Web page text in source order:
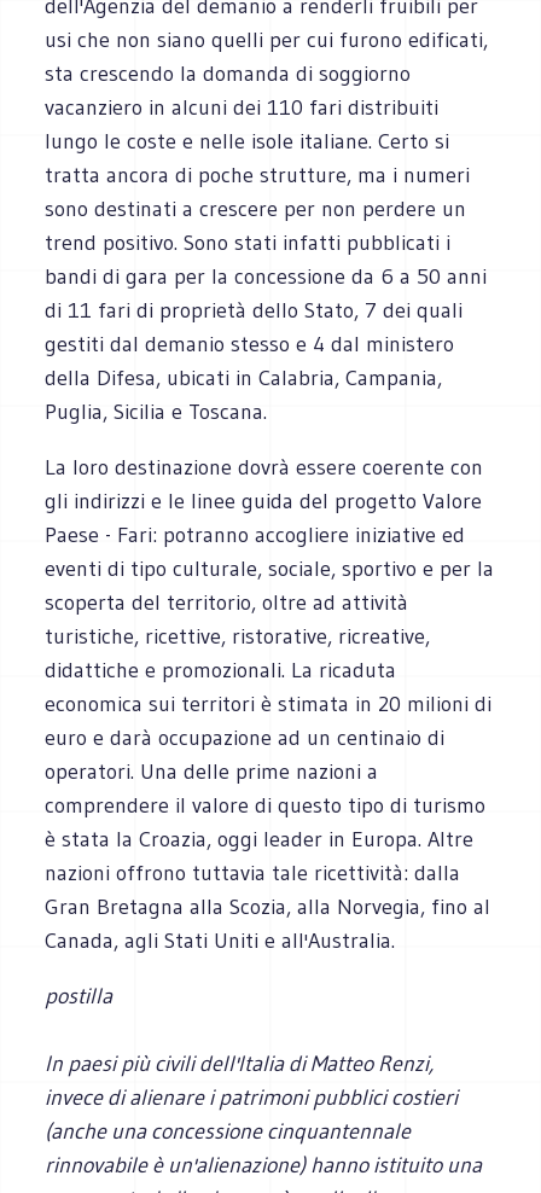
dell'Agenzia del demanio a renderli fruibili per
usi che non siano quelli per cui furono edificati,
sta crescendo la domanda di soggiorno
vacanziero in alcuni dei 110 fari distribuiti
lungo le coste e nelle isole italiane. Certo si
tratta ancora di poche strutture, ma i numeri
sono destinati a crescere per non perdere un
trend positivo. Sono stati infatti pubblicati i
bandi di gara per la concessione da 6 a 50 anni
di 11 fari di proprietà dello Stato, 7 dei quali
gestiti dal demanio stesso e 4 dal ministero
della Difesa, ubicati in Calabria, Campania,
Puglia, Sicilia e Toscana.
La loro destinazione dovrà essere coerente con
gli indirizzi e le linee guida del progetto Valore
Paese - Fari: potranno accogliere iniziative ed
eventi di tipo culturale, sociale, sportivo e per la
scoperta del territorio, oltre ad attività
turistiche, ricettive, ristorative, ricreative,
didattiche e promozionali. La ricaduta
economica sui territori è stimata in 20 milioni di
euro e darà occupazione ad un centinaio di
operatori. Una delle prime nazioni a
comprendere il valore di questo tipo di turismo
è stata la Croazia, oggi leader in Europa. Altre
nazioni offrono tuttavia tale ricettività: dalla
Gran Bretagna alla Scozia, alla Norvegia, fino al
Canada, agli Stati Uniti e all'Australia.
postilla
In paesi più civili dell'Italia di Matteo Renzi,
invece di alienare i patrimoni pubblici costieri
(anche una concessione cinquantennale
rinnovabile è un'alienazione) hanno istituito una